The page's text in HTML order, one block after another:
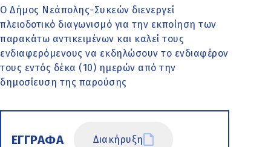
O Δήμος Νεάπολης-Συκεών διενεργεί
πλειοδοτικό διαγωνισμό για την εκποίηση των
παρακάτω αντικειμένων και καλεί τους
ενδιαφερόμενους να εκδηλώσουν το ενδιαφέρον
τους εντός δέκα (10) ημερών από την
δημοσίευση της παρούσης
ΕΓΓΡΑΦΑ Διακήρυξη